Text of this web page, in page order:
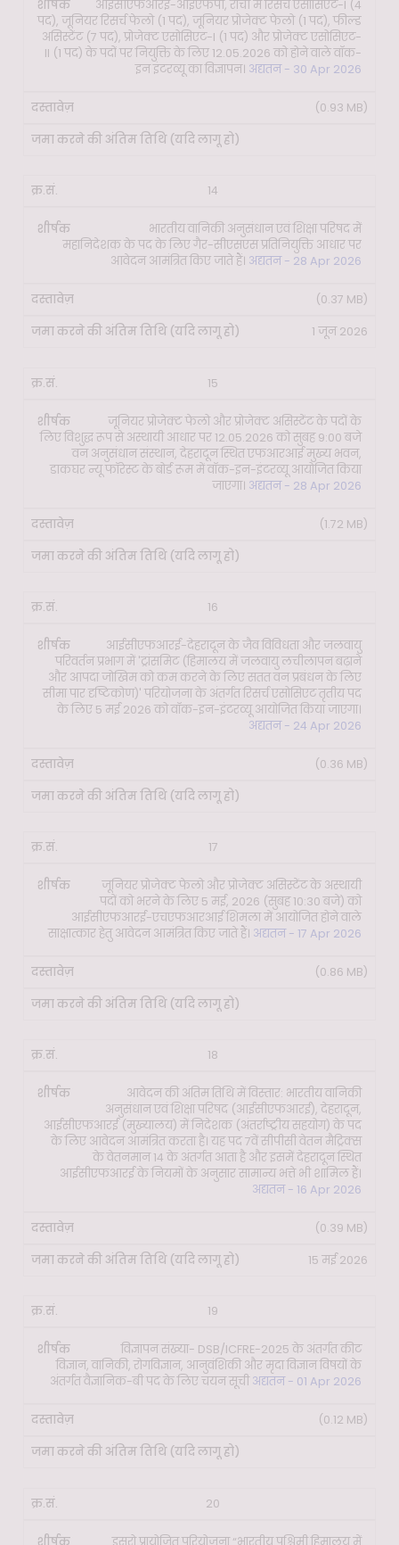
आईसीएफआरई-आईएफपी, रांची में रिसर्च एसोसिएट-I (4
पद), जूनियर रिसर्च फेलो (1 पद), जूनियर प्रोजेक्ट फेलो (1 पद), फील्ड
असिस्टेंट (7 पद), प्रोजेक्ट एसोसिएट-I (1 पद) और प्रोजेक्ट एसोसिएट-
II (1 पद) के पदों पर नियुक्ति के लिए 12.05.2026 को होने वाले वॉक-
इन इंटरव्यू का विज्ञापन। अद्यतन - 30 Apr 2026
(0.93 MB)
14
भारतीय वानिकी अनुसंधान एवं शिक्षा परिषद में
महानिदेशक के पद के लिए गैर-सीएसएस प्रतिनियुक्ति आधार पर
आवेदन आमंत्रित किए जाते हैं। अद्यतन - 28 Apr 2026
(0.37 MB)
1 जून 2026
15
जूनियर प्रोजेक्ट फेलो और प्रोजेक्ट असिस्टेंट के पदों के
लिए विशुद्ध रूप से अस्थायी आधार पर 12.05.2026 को सुबह 9:00 बजे
वन अनुसंधान संस्थान, देहरादून स्थित एफआरआई मुख्य भवन,
डाकघर न्यू फॉरेस्ट के बोर्ड रूम में वॉक-इन-इंटरव्यू आयोजित किया
जाएगा। अद्यतन - 28 Apr 2026
(1.72 MB)
16
आईसीएफआरई-देहरादून के जैव विविधता और जलवायु
परिवर्तन प्रभाग में 'ट्रांसमिट (हिमालय में जलवायु लचीलापन बढ़ाने
और आपदा जोखिम को कम करने के लिए सतत वन प्रबंधन के लिए
सीमा पार दृष्टिकोण)' परियोजना के अंतर्गत रिसर्च एसोसिएट तृतीय पद
के लिए 5 मई 2026 को वॉक-इन-इंटरव्यू आयोजित किया जाएगा।
अद्यतन - 24 Apr 2026
(0.36 MB)
17
जूनियर प्रोजेक्ट फेलो और प्रोजेक्ट असिस्टेंट के अस्थायी
पदों को भरने के लिए 5 मई, 2026 (सुबह 10:30 बजे) को
आईसीएफआरई-एचएफआरआई शिमला में आयोजित होने वाले
साक्षात्कार हेतु आवेदन आमंत्रित किए जाते हैं। अद्यतन - 17 Apr 2026
(0.86 MB)
18
आवेदन की अंतिम तिथि में विस्तार: भारतीय वानिकी
अनुसंधान एवं शिक्षा परिषद (आईसीएफआरई), देहरादून,
आईसीएफआरई (मुख्यालय) में निदेशक (अंतर्राष्ट्रीय सहयोग) के पद
के लिए आवेदन आमंत्रित करता है। यह पद 7वें सीपीसी वेतन मैट्रिक्स
के वेतनमान 14 के अंतर्गत आता है और इसमें देहरादून स्थित
आईसीएफआरई के नियमों के अनुसार सामान्य भत्ते भी शामिल हैं।
अद्यतन - 16 Apr 2026
(0.39 MB)
15 मई 2026
19
विज्ञापन संख्या- DSB/ICFRE-2025 के अंतर्गत कीट
विज्ञान, वानिकी, रोगविज्ञान, आनुवंशिकी और मृदा विज्ञान विषयों के
अंतर्गत वैज्ञानिक-बी पद के लिए चयन सूची अद्यतन - 01 Apr 2026
(0.12 MB)
20
इसरो प्रायोजित परियोजना “भारतीय पश्चिमी हिमालय में